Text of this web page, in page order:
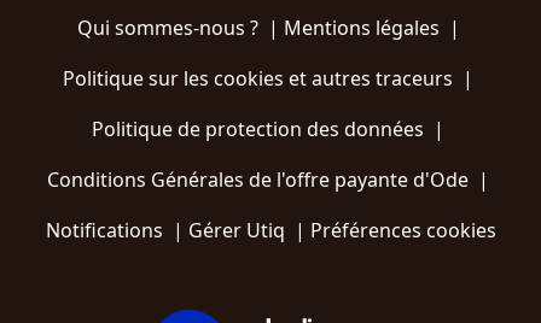
Qui sommes-nous ?| Mentions légales |
Politique sur les cookies et autres traceurs |
Politique de protection des données |
Conditions Générales de l'offre payante d'Ode |
Notifications | Gérer Utiq | Préférences cookies